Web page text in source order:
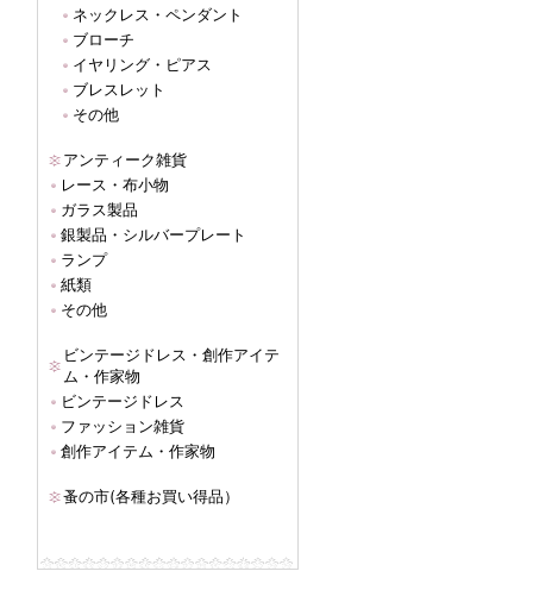
ネックレス・ペンダント
ブローチ
イヤリング・ピアス
ブレスレット
その他
アンティーク雑貨
レース・布小物
ガラス製品
銀製品・シルバープレート
ランプ
紙類
その他
ビンテージドレス・創作アイテ
ム・作家物
ビンテージドレス
ファッション雑貨
創作アイテム・作家物
蚤の市(各種お買い得品）